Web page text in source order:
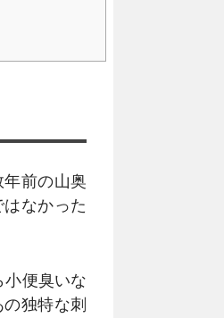
年前の山奥
なかった
小便臭いな
独特な刺